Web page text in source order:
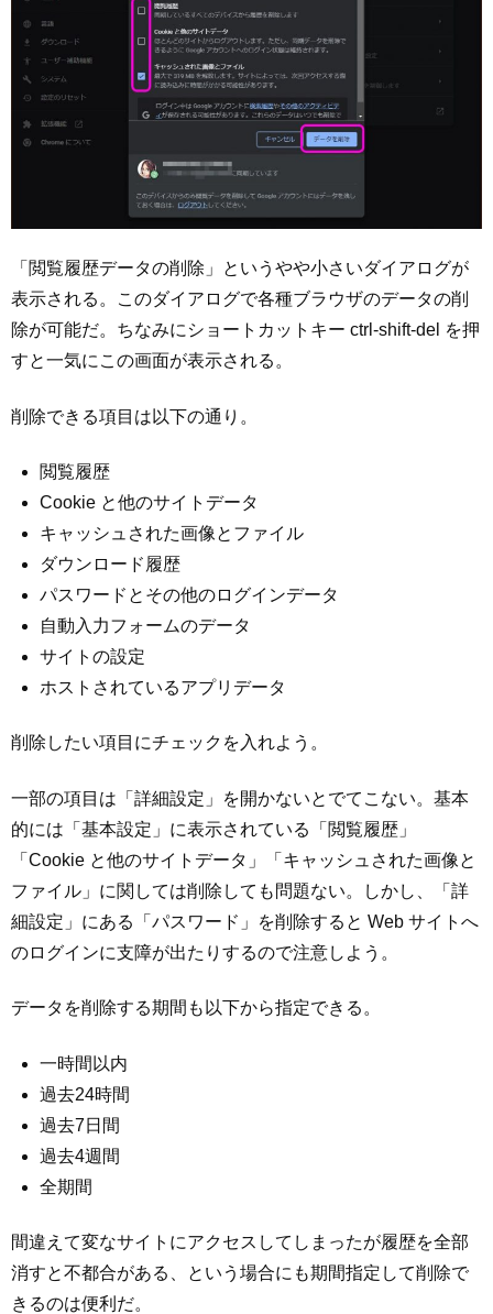
「閲覧履歴データの削除」というやや小さいダイアログが
表示される。このダイアログで各種ブラウザのデータの削
除が可能だ。ちなみにショートカットキー ctrl-shift-del を押
すと一気にこの画面が表示される。
削除できる項目は以下の通り。
閲覧履歴
Cookie と他のサイトデータ
キャッシュされた画像とファイル
ダウンロード履歴
パスワードとその他のログインデータ
自動入力フォームのデータ
サイトの設定
ホストされているアプリデータ
削除したい項目にチェックを入れよう。
一部の項目は「詳細設定」を開かないとでてこない。基本
的には「基本設定」に表示されている「閲覧履歴」
「Cookie と他のサイトデータ」「キャッシュされた画像と
ファイル」に関しては削除しても問題ない。しかし、「詳
細設定」にある「パスワード」を削除すると Web サイトへ
のログインに支障が出たりするので注意しよう。
データを削除する期間も以下から指定できる。
一時間以内
過去24時間
過去7日間
過去4週間
全期間
間違えて変なサイトにアクセスしてしまったが履歴を全部
消すと不都合がある、という場合にも期間指定して削除で
きるのは便利だ。